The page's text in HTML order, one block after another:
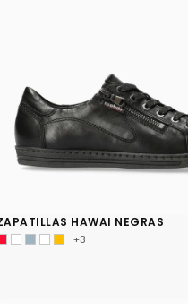
HAWAI NEGRAS
+3